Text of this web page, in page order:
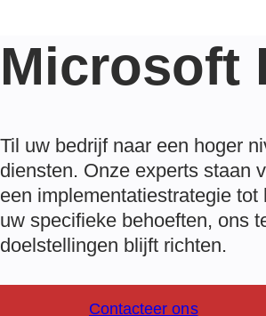
Microsoft
Til uw bedrijf naar een hoger
diensten. Onze experts staan
een implementatiestrategie
uw specifieke behoeften, ons
doelstellingen blijft richten.
Contacteer ons